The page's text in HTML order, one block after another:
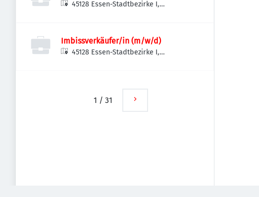
45128 Essen-Stadtbezirke I,
Imbissverkäufer/in (m/w/d)
45128 Essen-Stadtbezirke I,
1 / 31